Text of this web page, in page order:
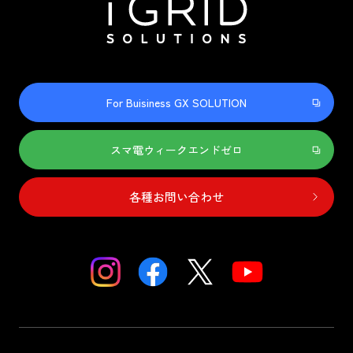
For Buisiness GX SOLUTION
スマ電ウィークエンドゼロ
各種お問い合わせ